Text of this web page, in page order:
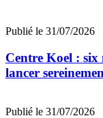
Publié le 31/07/2026
Centre Koel : six
lancer
Publié le 31/07/2026